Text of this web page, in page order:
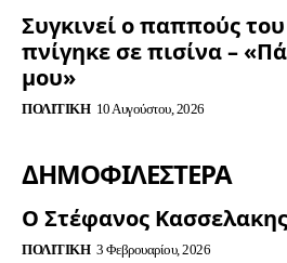
Συγκινεί ο παππούς
πνίγηκε σε πισίνα –
μου»
ΠΟΛΙΤΙΚΉ 10 Αυγούστου, 2026
ΔΗΜΟΦΙΛΈΣΤΕΡΑ
Ο Στέφανος
ΠΟΛΙΤΙΚΉ 3 Φεβρουαρίου, 2026